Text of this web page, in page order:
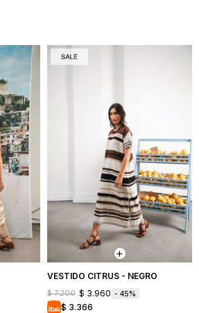
VESTIDO CITRUS - NEGRO
$ 7.200 $ 3.960 45
$ 3.366